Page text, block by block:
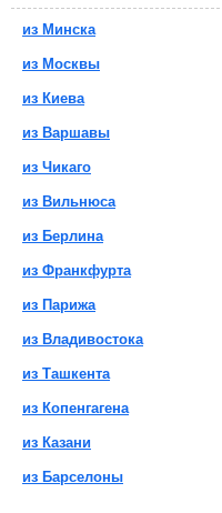
из Минска
из Москвы
из Киева
из Варшавы
из Чикаго
из Вильнюса
из Берлина
из Франкфурта
из Парижа
из Владивостока
из Ташкента
из Копенгагена
из Казани
из Барселоны